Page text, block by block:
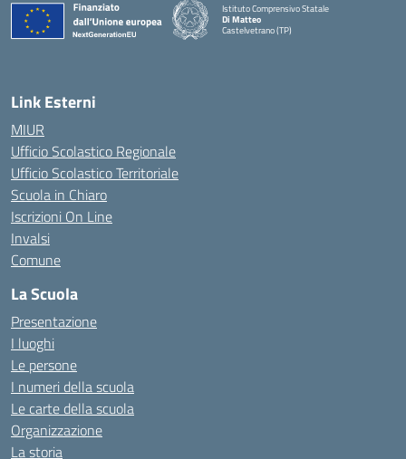
Istituto Comprensivo Statale
Di Matteo
Castelvetrano (TP)
Link Esterni
MIUR
Ufficio Scolastico Regionale
Ufficio Scolastico Territoriale
Scuola in Chiaro
Iscrizioni On Line
Invalsi
Comune
La Scuola
Presentazione
I luoghi
Le persone
I numeri della scuola
Le carte della scuola
Organizzazione
La storia